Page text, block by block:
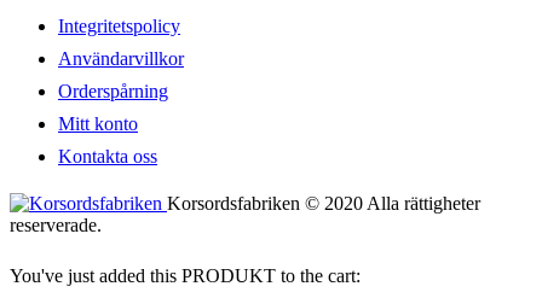
Integritetspolicy
Användarvillkor
Orderspårning
Mitt konto
Kontakta oss
Korsordsfabriken © 2020 Alla rättigheter
reserverade.
You've just added this PRODUKT to the cart: